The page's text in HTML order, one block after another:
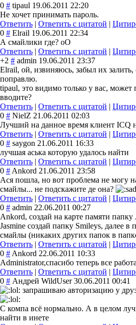
0 # tipaul 19.06.2011 22:20
Не хочет принимать пароль.
Ответить | Ответить с цитатой |
0 # Elrail 19.06.2011 22:34
А смайлики где? оО
Ответить | Ответить с цитатой |
+2 # admin 19.06.2011 23:37
Elrail, ой, извиняюсь, забыл их залить,
поправлю.
tipaul, это видимо только у вас, может
вводите?
Ответить | Ответить с цитатой |
0 # NielZ 21.06.2011 02:03
Лучший на данное время клиент ICQ
Ответить | Ответить с цитатой |
0 # saygon 21.06.2011 16:33
лучшая аська которую удалось найти
Ответить | Ответить с цитатой |
0 # Ankord 21.06.2011 23:58
Ася пошла, но вот проблема не могу
смайлы... не подскажите де она?
Ответить | Ответить с цитатой |
0 # admin 22.06.2011 00:27
Ankord, создай на карте памяти папку
Jasmine создай папку Smileys, далее в
смайлы (никаких других папок в
Ответить | Ответить с цитатой |
0 # Ankord 22.06.2011 10:33
Administrator,спасибо теперь все
Ответить | Ответить с цитатой |
0 # Андрей WildUser 30.06.2011 00:41
запрашиваю авторизацию у
С компа всё нормально. А в целом
найти в инете